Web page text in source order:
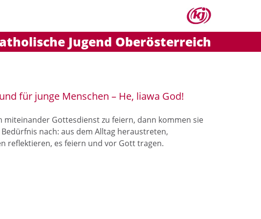
Jugend Oberösterreich
für junge Menschen – He, liawa God!
miteinander Gottesdienst zu feiern, dann kommen sie
nach: aus dem Alltag heraustreten,
reflektieren, es feiern und vor Gott tragen.